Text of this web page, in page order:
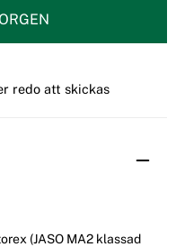
redo att skickas
(JASO MA2 klassad